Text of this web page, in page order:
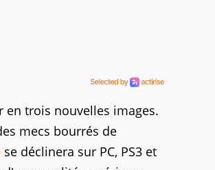
trois nouvelles images.
mecs bourrés de
se déclinera sur PC, PS3 et